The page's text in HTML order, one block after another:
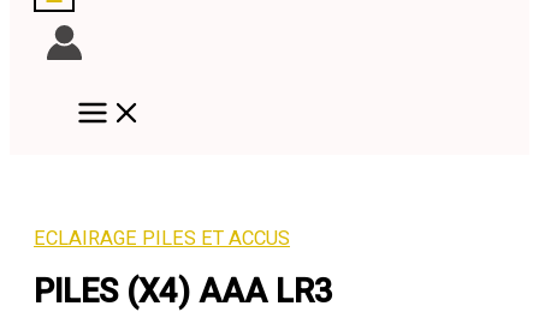
ECLAIRAGE PILES ET ACCUS
PILES (X4) AAA LR3